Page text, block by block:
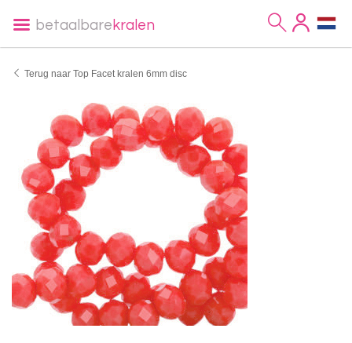
betaalbare kralen
Terug naar Top Facet kralen 6mm disc